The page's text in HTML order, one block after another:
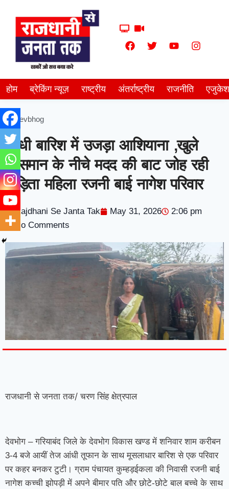
होम ब्रेकिंग न्यूज़ राष्ट्रीय अंतर्राष्ट्रीय राजनीति
Devbhog
आंधी बारिश में उजड़ा आशियाना ,खुले
आसमान के नीचे मदद की बाट जोह रही
पीड़िता महिला रजनी बाई नागेश परिवार
Rajdhani Se Janta Tak May 31, 2026
2:06 pm
No Comments
राजधानी से जनता तक/ चरण सिंह क्षेत्रपाल
देवभोग – गरियाबंद जिले के देवभोग विकास खण्ड में शनिवार शाम करीबन
3-4 बजे आयीं तेज आंधी तूफान के साथ मूसलाधार बारिश से एक परिवार
पर कहर बनकर टुटी। ग्राम पंचायत कुम्हड़ईकला की निवासी रजनी बाई
नागेश कच्ची झोपड़ी में अपने बीमार पति और छोटे-छोटे बाल बच्चे के साथ